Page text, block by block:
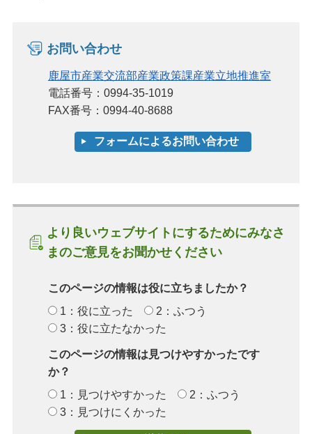
お問い合わせ
鹿屋市産業交流部産業政策課産業立地推進室
電話番号：0994-35-1019
FAX番号：0994-40-8688
より良いウェブサイトにするためにみなさ
まのご意見をお聞かせください
このページの情報は役に立ちましたか？
1：役に立った
2：ふつう
3：役に立たなかった
このページの情報は見つけやすかったです
か？
1：見つけやすかった
2：ふつう
3：見つけにくかった